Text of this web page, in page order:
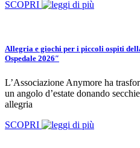
SCOPRI
Allegria e giochi per i piccoli ospiti
Ospedale 2026″
L’Associazione Anymore ha
un angolo d’estate donando
allegria
SCOPRI